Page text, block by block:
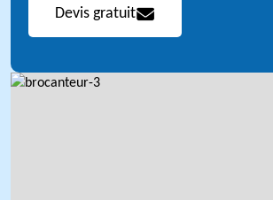
Devis gratuit